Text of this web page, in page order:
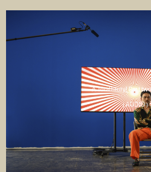
A Total Story! Part
( AUDIO )